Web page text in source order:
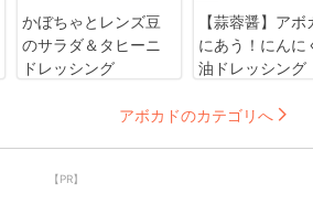
かぼちゃとレンズ豆
のサラダ＆タヒーニ
ドレッシング
【蒜蓉醤】アボ
にあう！にんに
油ドレッシング
アボカドのカテゴリへ
【PR】